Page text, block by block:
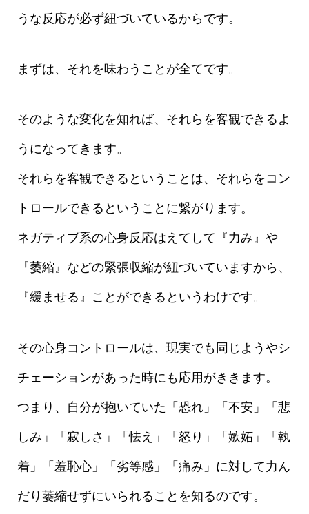
うな反応が必ず紐づいているからです。
まずは、それを味わうことが全てです。
そのような変化を知れば、それらを客観できるよ
うになってきます。
それらを客観できるということは、それらをコン
トロールできるということに繋がります。
ネガティブ系の心身反応はえてして『力み』や
『萎縮』などの緊張収縮が紐づいていますから、
『緩ませる』ことができるというわけです。
その心身コントロールは、現実でも同じようやシ
チェーションがあった時にも応用がききます。
つまり、自分が抱いていた「恐れ」「不安」「悲
しみ」「寂しさ」「怯え」「怒り」「嫉妬」「執
着」「羞恥心」「劣等感」「痛み」に対して力ん
だり萎縮せずにいられることを知るのです。